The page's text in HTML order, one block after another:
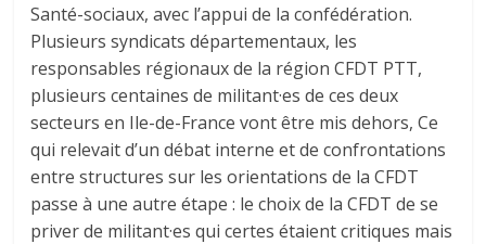
Santé-sociaux, avec l’appui de la confédération.
Plusieurs syndicats départementaux, les
responsables régionaux de la région CFDT PTT,
plusieurs centaines de militant·es de ces deux
secteurs en Ile-de-France vont être mis dehors, Ce
qui relevait d’un débat interne et de confrontations
entre structures sur les orientations de la CFDT
passe à une autre étape : le choix de la CFDT de se
priver de militant·es qui certes étaient critiques mais